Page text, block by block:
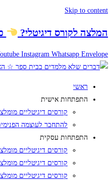
Skip to content
המלצה לקורס דיגיטלי?
Instagram Whatsapp Envelope
ראשי
התפתחות אישית
קורסים דיגיטליים
להתחבר לעוצמה
התפתחות עסקית
קורסים דיגיטליים
קורסים דיגיטליים
קורסים דיגיטליים